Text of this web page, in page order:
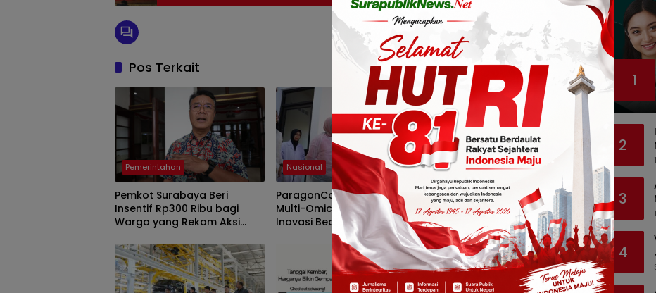
Pos Terkait
Pemerintahan
Pemkot Surabaya Beri
Insentif Rp300 Ribu bagi
Warga yang Rekam Aksi
Nasional
ParagonCorp Perkuat Riset
Multi-Omics untuk Hadirkan
Inovasi Beauty yang Lebih
Relevan bagi Masyarakat
Bisnis
GIIAS Education Day 2026
Ajak Ratusan Pelajar
Mengenal Teknologi dan
Peluang Karier Industri
Otomotif
1
2
3
4